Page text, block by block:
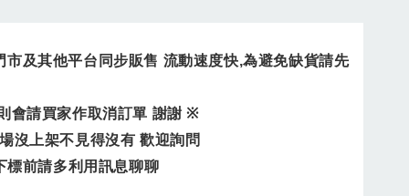
市及其他平台同步販售 流動速度快,為避免缺貨請先
會請買家作取消訂單 謝謝 ※
沒上架不見得沒有 歡迎詢問
標前請多利用訊息聊聊